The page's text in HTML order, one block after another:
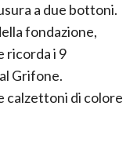
a due bottoni.
fondazione,
ricorda i 9
Grifone.
calzettoni di colore